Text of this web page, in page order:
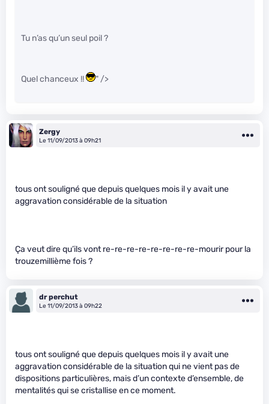
Tu n’as qu’un seul poil ?
Quel chanceux !! " />
Zergy
Le 11/09/2013 à 09h21
tous ont souligné que depuis quelques mois il y avait une
aggravation considérable de la situation
Ça veut dire qu’ils vont re-re-re-re-re-re-re-re-mourir pour la
trouzemillième fois ?
dr perchut
Le 11/09/2013 à 09h22
tous ont souligné que depuis quelques mois il y avait une
aggravation considérable de la situation qui ne vient pas de
dispositions particulières, mais d’un contexte d’ensemble, de
mentalités qui se cristallise en ce moment.